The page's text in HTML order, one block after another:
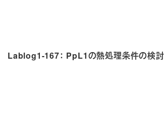
Lablog1-167： PpL1の熱処理条件の検討